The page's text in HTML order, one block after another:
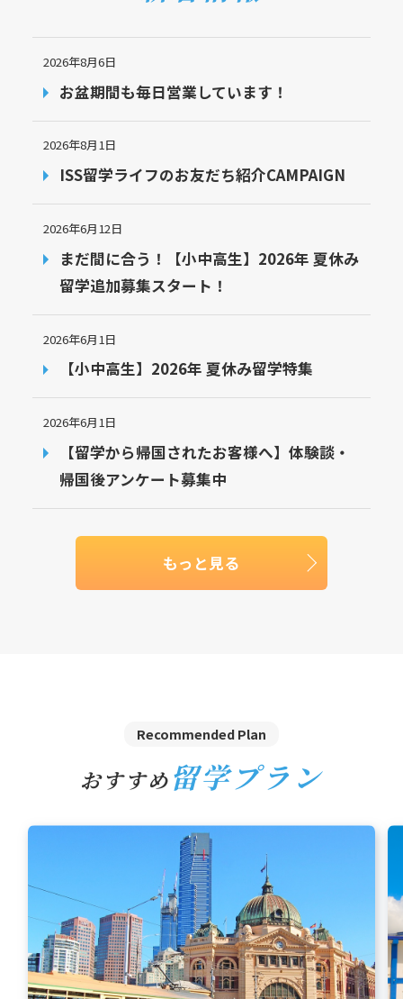
2026年8月6日
お盆期間も毎日営業しています！
2026年8月1日
ISS留学ライフのお友だち紹介CAMPAIGN
2026年6月12日
まだ間に合う！【小中高生】2026年 夏休み
留学追加募集スタート！
2026年6月1日
【小中高生】2026年 夏休み留学特集
2026年6月1日
【留学から帰国されたお客様へ】体験談・
帰国後アンケート募集中
もっと見る
Recommended Plan
おすすめ留学プラン